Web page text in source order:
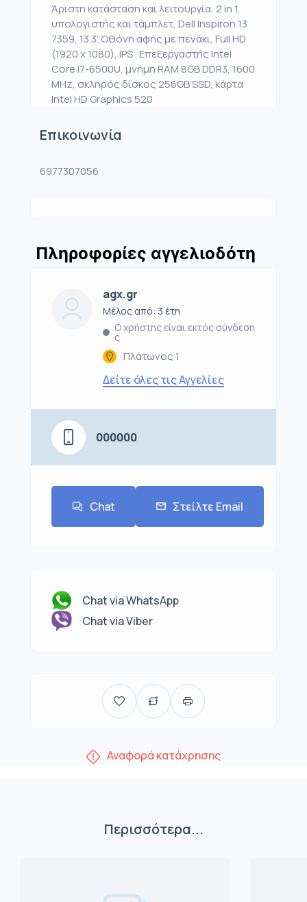
Άριστη κατάσταση και λειτουργία, 2 in 1,
υπολογιστής και τάμπλετ, Dell Inspiron 13
7359, 13.3”,Οθόνη αφής με πενάκι, Full HD
(1920 x 1080), IPS . Επεξεργαστής Intel
Core i7-6500U, μνήμη RAM 8GB DDR3, 1600
MHz, σκληρός δίσκος 256GB SSD, κάρτα
Intel HD Graphics 520
Επικοινωνία
6977307056
Πληροφορίες αγγελιοδότη
agx.gr
Μέλος από: 3 έτη
Ο χρήστης είναι εκτός σύνδεση
ς
Πλάτωνος 1
Δείτε όλες τις Αγγελίες
000000
Chat Στείλτε Email
Chat via WhatsApp
Chat via Viber
Αναφορά κατάχρησης
Περισσότερα...